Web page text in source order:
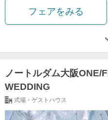
フェアをみる
ノートルダム大阪ONE/
WEDDING
式場・ゲストハウス